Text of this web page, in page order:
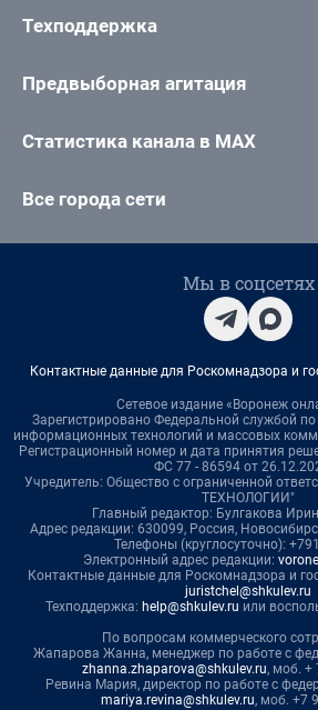
Техподдержка
Предвыборная агитация
Статистика канала в MAX
Все города сети
Мы в соцсетях
Контактные данные для Роскомнадзора и
Сетевое издание «Воронеж
Зарегистрировано Федеральной службой по
информационных технологий и массовых
Регистрационный номер и дата принятия
ФС 77 - 86594 от
Учредитель: Общество с ограниченной
ТЕХНОЛОГИИ"
Главный редактор: Булгакова
Адрес редакции: 630099, Россия,
Телефоны (круглосуточно):
Электронный адрес редакции:
Контактные данные для Роскомнадзора и
juristchel@shkulev.ru
Техподдержка: help@shkulev.ru или
По вопросам коммерческого
Жапарова Жанна, менеджер по работе с
zhanna.zhaparova@shkulev.ru, моб. +
Ревина Мария, директор по работе с
mariya.revina@shkulev.ru, моб. +7